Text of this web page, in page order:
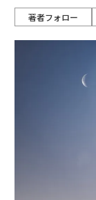
著者フォロー